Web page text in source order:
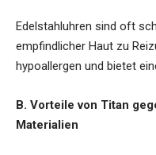
Edelstahluhren sind oft
empfindlicher Haut zu
hypoallergen und bietet
B. Vorteile von Titan
Materialien